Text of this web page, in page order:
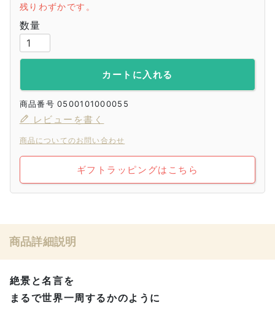
残りわずかです。
カートに入れる
商品番号 0500101000055
レビューを書く
商品についてのお問い合わせ
ギフトラッピングはこちら
商品詳細説明
絶景と名言を
まるで世界一周するかのように